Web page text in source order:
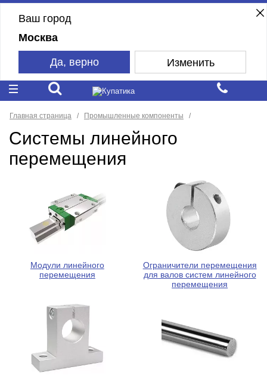
Ваш город
Москва
Да, верно Изменить
Главная страница Промышленные компоненты
Системы линейного
перемещения
Модули линейного
перемещения
Ограничители перемещения
для валов систем линейного
перемещения